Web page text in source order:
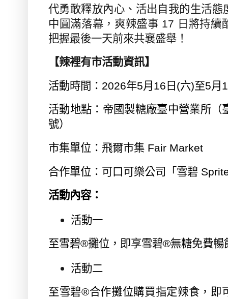
代勇敢釋放內心、活出自我的生活
中圓滿落幕，爽辣盛事 17 日將持續
把握最後一天前來共襄盛舉！
【辣裡有市活動資訊】
活動時間： 2026年5月 16 日 (六)至5月
活動地點：帝國製糖廠臺中營業所（
號）
市集單位：飛爾市集 Fair Market
合作單位：可口可樂公司「雪碧
活動內容：
活動一
至雪碧®攤位，即享雪碧®無糖免費暢
活動二
至雪碧®合作攤位購買指定辣食，即